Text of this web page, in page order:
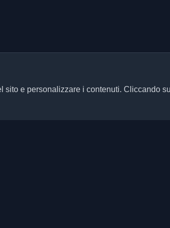
e personalizzare i contenuti. Cliccando